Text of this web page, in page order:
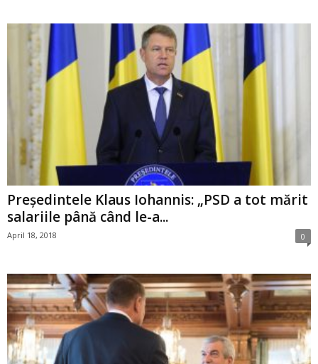
Președintele Klaus Iohannis: „PSD a tot mărit
salariile până când le-a...
April 18, 2018 0